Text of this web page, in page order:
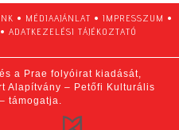
• MÉDIAAJÁNLAT • IMPRESSZUM •
• ADATKEZELÉSI TÁJÉKOZTATÓ
a Prae folyóirat kiadását,
Alapítvány – Petőfi Kulturális
támogatja.